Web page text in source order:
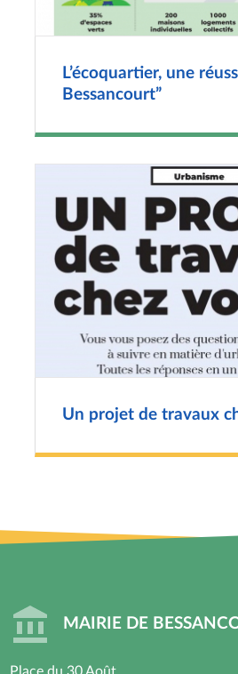
L’écoquartier, une
Bessancourt”
Un projet de travaux
MAIRIE DE